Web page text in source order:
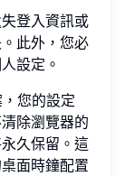
登入資訊或
此外，您必
設定。
您的設定
除瀏覽器的
久保留。這
面時鐘配置